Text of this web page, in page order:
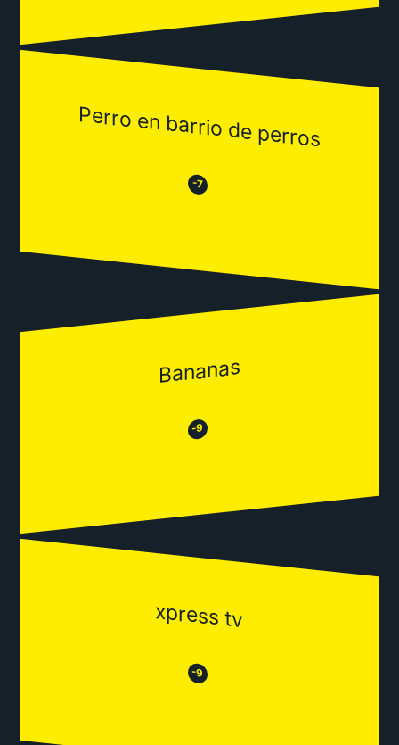
Perro en barrio de perros
😒 -7 😂
Bananas
😒 -9 😂
xpress tv
😒 -9 😂